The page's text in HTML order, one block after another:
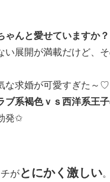
ゃんと愛せていますか？
い展開が満載だけど、
な求婚が可愛すぎた～
ブ系褐色ｖｓ西洋系王子
発✩
がとにかく激しい。